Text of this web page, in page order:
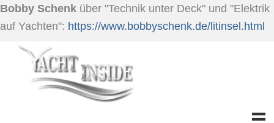
Bobby Schenk über "Technik unter Deck" und "Elektrik
auf Yachten": https://www.bobbyschenk.de/litinsel.html